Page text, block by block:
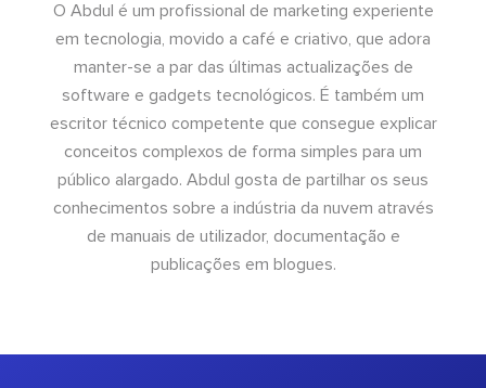
O Abdul é um profissional de marketing experiente
em tecnologia, movido a café e criativo, que adora
manter-se a par das últimas actualizações de
software e gadgets tecnológicos. É também um
escritor técnico competente que consegue explicar
conceitos complexos de forma simples para um
público alargado. Abdul gosta de partilhar os seus
conhecimentos sobre a indústria da nuvem através
de manuais de utilizador, documentação e
publicações em blogues.